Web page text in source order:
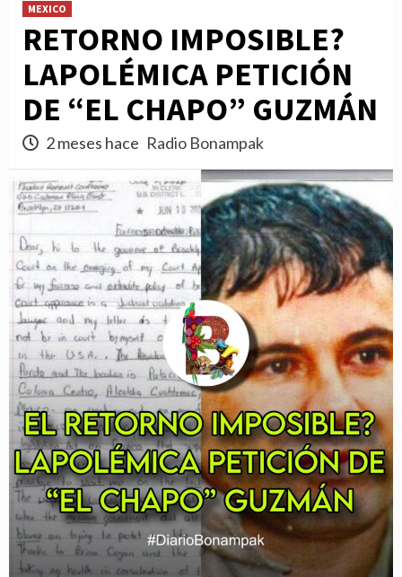
MEXICO
RETORNO IMPOSIBLE?
LAPOLÉMICA PETICIÓN
DE “EL CHAPO” GUZMÁN
2 meses hace Radio Bonampak